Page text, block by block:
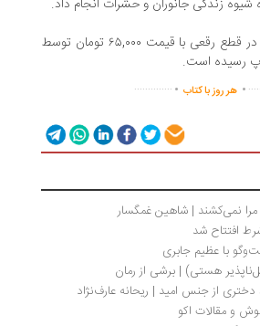
جانوران و حشرات انجام داد.
این کتاب در ۴۴۴ صفحه در قطع رقعی با قیمت ۶۵,۰۰۰ تومان توسط
است.
با کتاب.
..............
| شاهین غمگسار
شد
عظیم جابری
هستی) | برشی از رمان
از جنس امید | ریحانه عارف­‌نژاد
اکو